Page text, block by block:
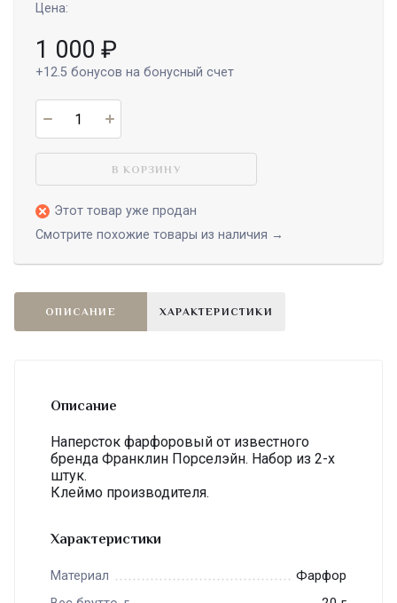
Цена:
1 000 ₽
+12.5 бонусов на бонусный счет
В КОРЗИНУ
Этот товар уже продан
Смотрите похожие товары из наличия →
ОПИСАНИЕ ХАРАКТЕРИСТИКИ
Описание
Наперсток фарфоровый от известного
бренда Франклин Порселэйн. Набор из 2-х
штук.
Клеймо производителя.
Характеристики
Материал Фарфор